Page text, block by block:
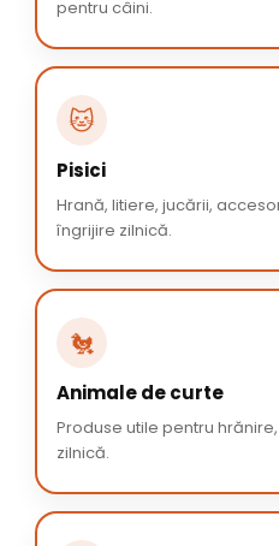
pentru câini.
🐱
Pisici
Hrană, litiere, jucării,
îngrijire zilnică.
🐔
Animale de curte
Produse utile pentru
zilnică.